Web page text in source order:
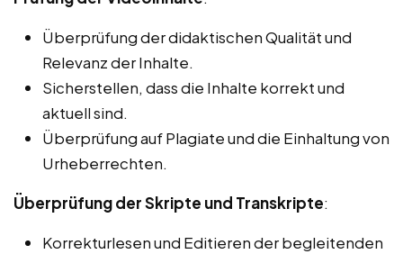
Überprüfung der didaktischen Qualität und
Relevanz der Inhalte.
Sicherstellen, dass die Inhalte korrekt und
aktuell sind.
Überprüfung auf Plagiate und die Einhaltung von
Urheberrechten.
Überprüfung der Skripte und Transkripte:
Korrekturlesen und Editieren der begleitenden